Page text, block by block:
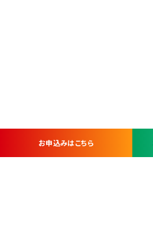
お申込みはこちら